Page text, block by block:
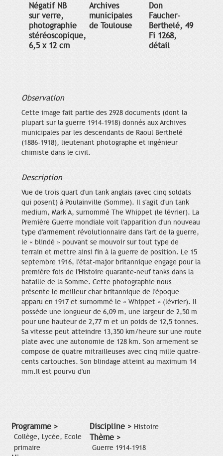
Négatif NB
sur verre,
photographie
stéréoscopique,
6,5 x 12 cm
Archives
municipales
de Toulouse
Don
Faucher-
Berthelé, 49
Fi 1268,
détail
Observation
Cette image fait partie des 2928 documents (dont la
plupart sur la guerre 1914-1918) donnés aux Archives
municipales par les descendants de Raoul Berthelé
(1886-1918), lieutenant photographe et ingénieur
chimiste dans le civil.
Description
Vue de trois quart d'un tank anglais (avec cinq soldats
qui posent) à Poulainville (Somme). Il s'agit d'un tank
medium, Mark A, surnommé The Whippet (le lévrier). La
Première Guerre mondiale voit l'apparition d'un nouveau
type d'armement révolutionnaire dans l'art de la guerre,
le « blindé » pouvant se mouvoir sur tout type de
terrain et mettre ainsi fin à la guerre de position. Le 15
septembre 1916, l'état-major britannique engage pour la
première fois de l'Histoire quarante-neuf tanks dans la
bataille de la Somme. Cette photographie nous
présente le meilleur char britannique de l'époque
apparu en 1917 et surnommé le « Whippet » (lévrier). Il
possède une longueur de 6,09 m, une largeur de 2,50 m
pour une hauteur de 2,77 m et un poids de 12,5 tonnes.
Sa vitesse peut atteindre 13,350 km/heure sur une route
plate avec une autonomie de 128 km. Son armement se
compose de quatre mitrailleuses avec cinq mille quatre-
cents cartouches. Son blindage atteint au maximum 14
mm.Il est pourvu d'un
Programme >
Collège, Lycée, Ecole
primaire
Discipline > Histoire
Thème >
Guerre 1914-1918